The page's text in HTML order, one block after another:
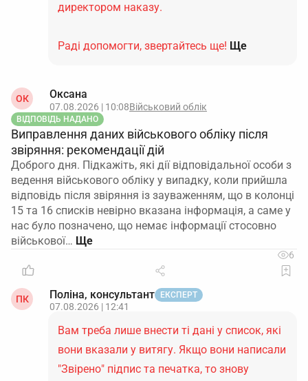
директором наказу.
Раді допомогти, звертайтесь ще! Ще
ОК Оксана
07.08.2026 | 10:08Військовий облік
ВІДПОВІДЬ НАДАНО
Виправлення даних військового обліку після
звіряння: рекомендації дій
Доброго дня. Підкажіть, які дії відповідальної особи з
ведення військового обліку у випадку, коли прийшла
відповідь після звіряння із зауваженням, що в колонці
15 та 16 списків невірно вказана інформація, а саме у
нас було позначено, що немає інформації стосовно
військової…
6
ПК Поліна, консультант ЕКСПЕРТ
07.08.2026 | 12:41
Вам треба лише внести ті дані у список, які
вони вказали у витягу. Якщо вони написали
"Звірено" підпис та печатка, то знову